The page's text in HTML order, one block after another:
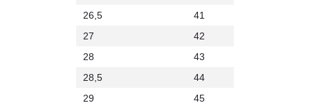
26,5
41
27
42
28
43
28,5
44
29
45